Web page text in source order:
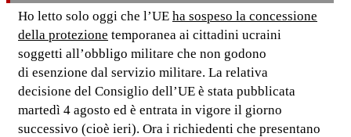
Ho letto solo oggi che l’UE ha sospeso la concessione
della protezione temporanea ai cittadini ucraini
soggetti all’obbligo militare che non godono
di esenzione dal servizio militare. La relativa
decisione del Consiglio dell’UE è stata pubblicata
martedì 4 agosto ed è entrata in vigore il giorno
successivo (cioè ieri). Ora i richiedenti che presentano